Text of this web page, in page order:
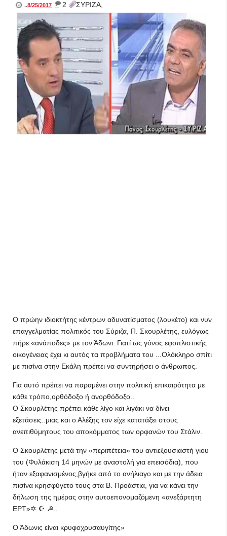
..8/25/2017 _ 2 ΣΥΡΙΖΑ,
Ο πρώην ιδιοκτήτης κέντρων αδυνατίσματος (λουκέτο) και νυν
επαγγελματίας πολιτικός του Σύριζα, Π. Σκουρλέτης, ευλόγως
πήρε «ανάποδες» με τον Άδωνι. Γιατί ως γόνος εφοπλιστικής
οικογένειας έχει κι αυτός τα προβλήματα του ...Ολόκληρο σπίτι
με πισίνα στην Εκάλη πρέπει να συντηρήσει ο άνθρωπος.
Για αυτό πρέπει να παραμένει στην πολιτική επικαιρότητα με
κάθε τρόπο,ορθόδοξο ή ανορθόδοξο..
Ο Σκουρλέτης πρέπει κάθε λίγο και λιγάκι να δίνει
εξετάσεις..μιας και ο Αλέξης τον είχε κατατάξει στους
ανεπιθύμητους του αποκόμματος των ορφανών του Στάλιν.
Ο Σκουρλέτης μετά την «περιπέτεια» του αντιεξουσιαστή γιου
του (Φυλάκιση 14 μηνών με αναστολή για επεισόδια), που
ήταν εξαφανισμένος,βγήκε από το ανήλιαγο και με την άδεια
πισίνα κρησφύγετο τους στα Β. Προάστια, για να κάνει την
δήλωση της ημέρας στην αυτοεπονομαζόμενη «ανεξάρτητη
ΕΡΤ»✡ ☪ ☭..
Ο Άδωνις είναι κρυφοχρυσαυγίτης»